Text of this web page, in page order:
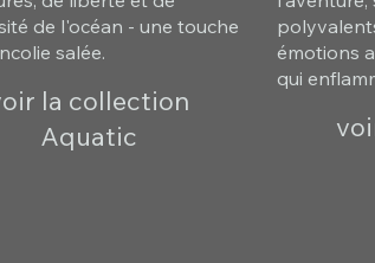
de l'océan - une touche
salée.
la collection
Aquatic
émotions
qui